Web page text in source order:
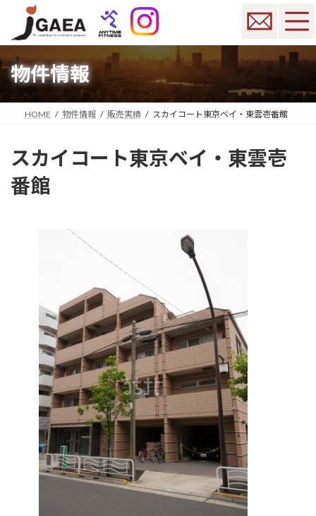
ン
ツ
へ
キ
ー
シ
ョ
に
物件情報
HOME 物件情報 販売実績 スカイコート東京ベイ・東雲壱番館
スカイコート東京ベイ・東雲壱
番館